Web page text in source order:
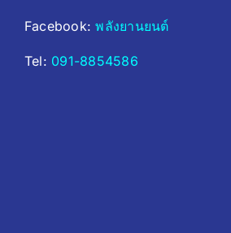
Facebook:พลังยานยนต์
Tel: 091-8854586